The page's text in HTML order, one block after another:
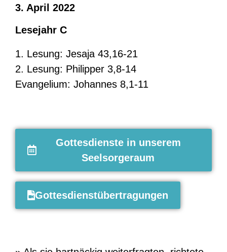
3. April 2022
Lesejahr C
1. Lesung: Jesaja 43,16-21
2. Lesung: Philipper 3,8-14
Evangelium: Johannes 8,1-11
Gottesdienste in unserem
Seelsorgeraum
Gottesdienstübertragungen